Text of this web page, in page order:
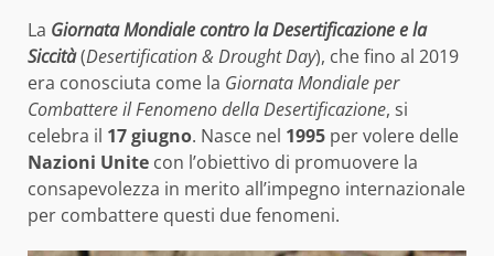
La Giornata Mondiale contro la Desertificazione e la
Siccità(Desertification & Drought Day), che fino al 2019
era conosciuta come la Giornata Mondiale per
Combattere il Fenomeno della Desertificazione, si
celebra il 17 giugno. Nasce nel 1995 per volere delle
Nazioni Unite con l’obiettivo di promuovere la
consapevolezza in merito all’impegno internazionale
per combattere questi due fenomeni.